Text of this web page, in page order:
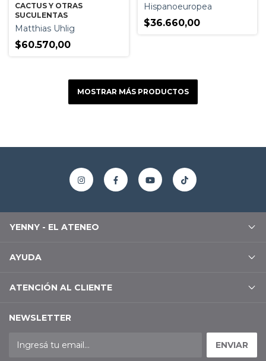
CACTUS Y OTRAS
SUCULENTAS
Matthias Uhlig
$60.570,00
Hispanoeuropea
$36.660,00
MOSTRAR MÁS PRODUCTOS
YENNY - EL ATENEO
AYUDA
ATENCIÓN AL CLIENTE
NEWSLETTER